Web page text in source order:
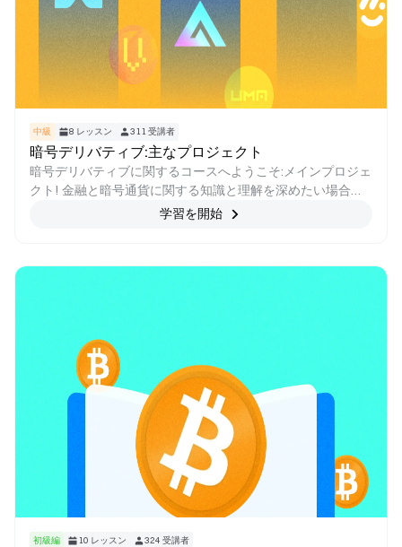
中級 8 レッスン 311 受講者
暗号デリバティブ:主なプロジェクト
暗号デリバティブに関するコースへようこそ:メインプロジェ
クト! 金融と暗号通貨に関する知識と理解を深めたい場合、
このコースは特別に調整されています。 このコースでは、暗
ルを深く掘り下げます。 SynthetixやGMXからdYdX、
を修了すると、ダイナミックでエキサイティングな暗号デリ
バティブの世界をナビゲートするための強固な基盤が身に付
き、情報に基づいた投資決定を下し、この急速に進化する業
界内の機会を活用できるようになります。
学習を開始
初級編 10 レッスン 324 受講者